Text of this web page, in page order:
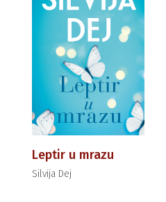
Leptir u mrazu
Silvija Dej